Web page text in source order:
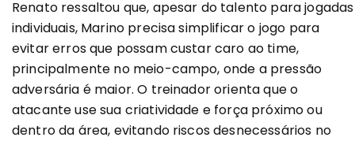
Renato ressaltou que, apesar do talento para jogadas
individuais, Marino precisa simplificar o jogo para
evitar erros que possam custar caro ao time,
principalmente no meio-campo, onde a pressão
adversária é maior. O treinador orienta que o
atacante use sua criatividade e força próximo ou
dentro da área, evitando riscos desnecessários no